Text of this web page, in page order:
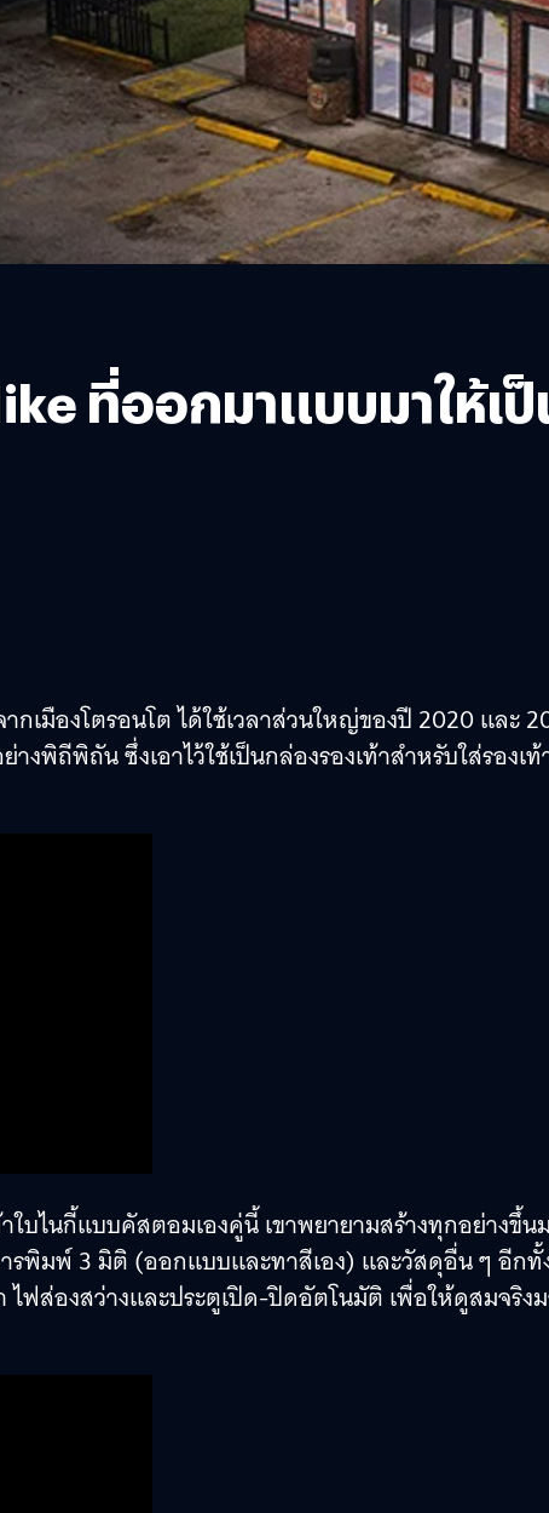
ที่ออกมาแบบมาให้เ
มืองโตรอนโต ได้ใช้เวลาส่วนใหญ่ของปี 2020 และ
งพิถีพิถัน ซึ่งเอาไว้ใช้เป็นกล่องรองเท้าสำหรับใส่รองเท้
บไนกี้แบบคัสตอมเองคู่นี้ เขาพยายามสร้างทุกอย่างขึ้น
รพิมพ์ 3 มิติ (ออกแบบและทาสีเอง) และวัสดุอื่น ๆ อีกทั้
ไฟส่องสว่างและประตูเปิด-ปิดอัตโนมัติ เพื่อให้ดูสมจริง